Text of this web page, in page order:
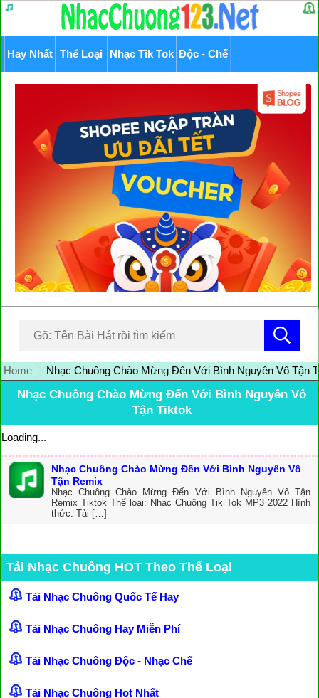
Hay Nhất Thể Loại Nhạc Tik Tok Độc - Chế
Home Nhạc Chuông Chào Mừng Đến Với Bình Nguyên Vô Tận
Nhạc Chuông Chào Mừng Đến Với Bình Nguyên Vô
Tận Tiktok
Loading...
Nhạc Chuông Chào Mừng Đến Với Bình Nguyên Vô
Tận Remix
Nhạc Chuông Chào Mừng Đến Với Bình Nguyên Vô Tận
Remix Tiktok Thể loại: Nhạc Chuông Tik Tok MP3 2022 Hình
thức: Tải […]
Tải Nhạc Chuông HOT Theo Thể Loại
Tải Nhạc Chuông Quốc Tế Hay
Tải Nhạc Chuông Hay Miễn Phí
Tải Nhạc Chuông Độc - Nhạc Chế
Tải Nhạc Chuông Hot Nhất